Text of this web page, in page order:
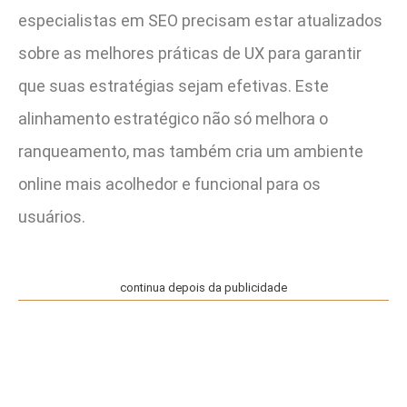
especialistas em SEO precisam estar atualizados
sobre as melhores práticas de UX para garantir
que suas estratégias sejam efetivas. Este
alinhamento estratégico não só melhora o
ranqueamento, mas também cria um ambiente
online mais acolhedor e funcional para os
usuários.
continua depois da publicidade